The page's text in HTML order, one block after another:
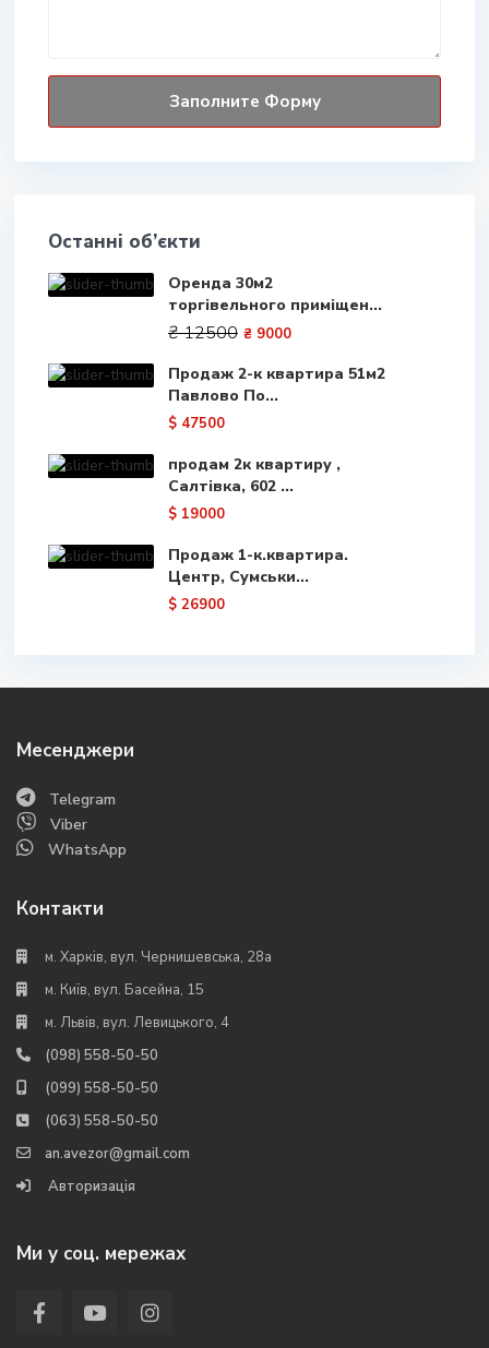
Останні об’єкти
Оренда 30м2
торгівельного приміщен...
₴ 12500 ₴ 9000
Продаж 2-к квартира 51м2
Павлово По...
$ 47500
продам 2к квартиру ,
Салтівка, 602 ...
$ 19000
Продаж 1-к.квартира.
Центр, Сумськи...
$ 26900
Месенджери
Telegram
Viber
WhatsApp
Контакти
м. Харків, вул. Чернишевська, 28а
м. Київ, вул. Басейна, 15
м. Львів, вул. Левицького, 4
(098) 558-50-50
(099) 558-50-50
(063) 558-50-50
an.avezor@gmail.com
Авторизація
Ми у соц. мережах